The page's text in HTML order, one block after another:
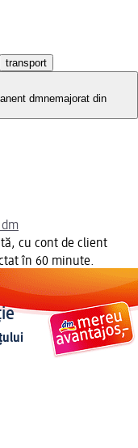
transport
dmnemajorat din
cu cont de client
în 60 minute.